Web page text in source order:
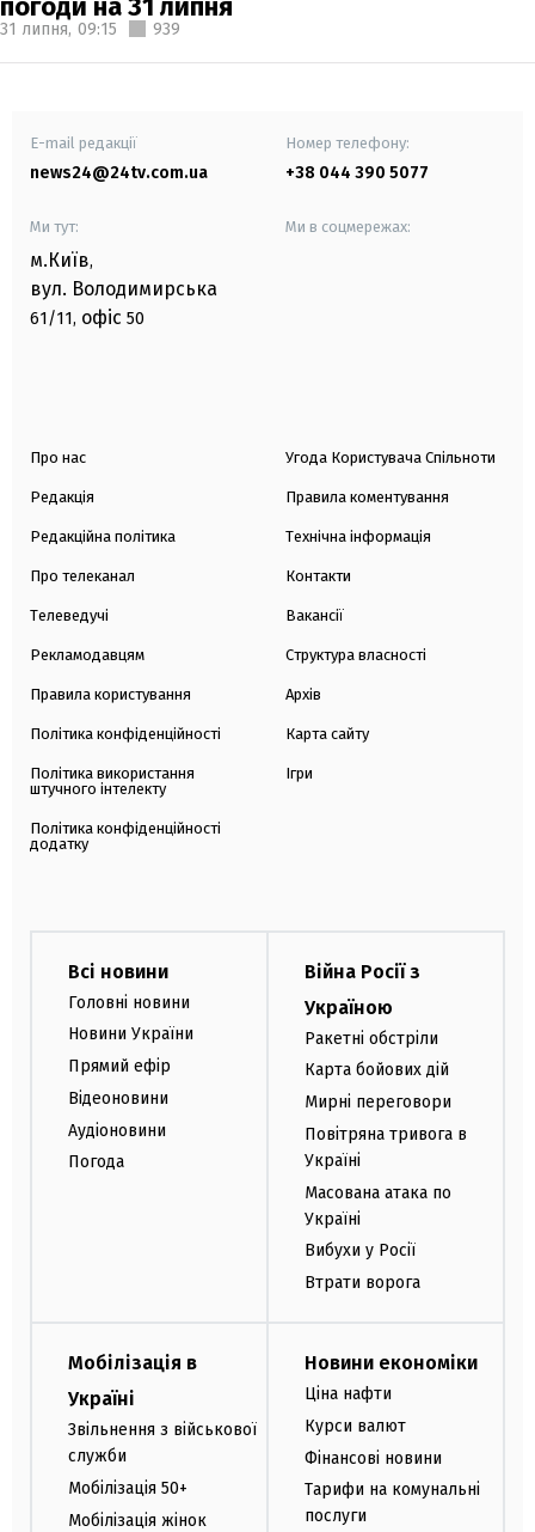
31 липня, 09:15 939
E-mail редакції
news24@24tv.com.ua
Номер телефону:
+38 044 390 5077
Ми тут:
м.Київ,
вул. Володимирська
61/11, офіс 50
Ми в соцмережах:
Про нас
Редакція
Редакційна політика
Про телеканал
Телеведучі
Рекламодавцям
Правила користування
Політика конфіденційності
Політика використання
штучного інтелекту
Політика конфіденційності
додатку
Угода Користувача Спільноти
Правила коментування
Технічна інформація
Контакти
Вакансії
Структура власності
Архів
Карта сайту
Ігри
Всі новини
Головні новини
Новини України
Прямий ефір
Відеоновини
Аудіоновини
Погода
Війна Росії з
Україною
Ракетні обстріли
Карта бойових дій
Мирні переговори
Повітряна тривога в
Україні
Масована атака по
Україні
Вибухи у Росії
Втрати ворога
Мобілізація в
Україні
Звільнення з військової
служби
Мобілізація 50+
Мобілізація жінок
Новини економіки
Ціна нафти
Курси валют
Фінансові новини
Тарифи на комунальні
послуги